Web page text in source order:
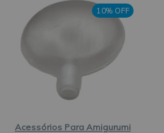
10% OFF
Acessórios Para Amigurumi